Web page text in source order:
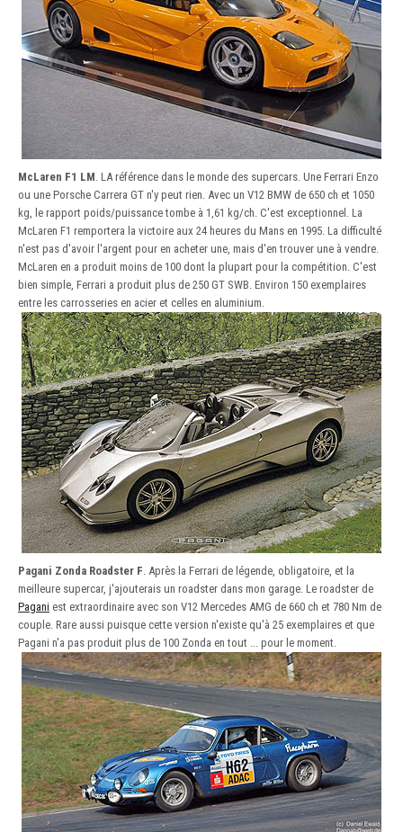
McLaren F1 LM . LA référence dans le monde des supercars. Une Ferrari Enzo
ou une Porsche Carrera GT n'y peut rien. Avec un V12 BMW de 650 ch et 1050
kg, le rapport poids/puissance tombe à 1,61 kg/ch. C'est exceptionnel. La
McLaren F1 remportera la victoire aux 24 heures du Mans en 1995. La difficulté
n'est pas d'avoir l'argent pour en acheter une, mais d'en trouver une à vendre.
McLaren en a produit moins de 100 dont la plupart pour la compétition. C'est
bien simple, Ferrari a produit plus de 250 GT SWB. Environ 150 exemplaires
entre les carrosseries en acier et celles en aluminium.
Pagani Zonda Roadster F . Après la Ferrari de légende, obligatoire, et la
meilleure supercar, j'ajouterais un roadster dans mon garage. Le roadster de
Pagani est extraordinaire avec son V12 Mercedes AMG de 660 ch et 780 Nm de
couple. Rare aussi puisque cette version n'existe qu'à 25 exemplaires et que
Pagani n'a pas produit plus de 100 Zonda en tout ... pour le moment.